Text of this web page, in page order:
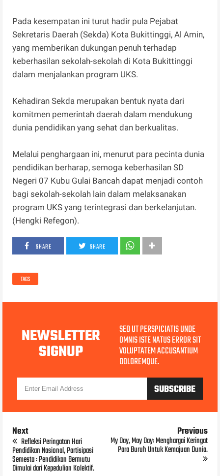
Pada kesempatan ini turut hadir pula Pejabat
Sekretaris Daerah (Sekda) Kota Bukittinggi, Al Amin,
yang memberikan dukungan penuh terhadap
keberhasilan sekolah-sekolah di Kota Bukittinggi
dalam menjalankan program UKS.
Kehadiran Sekda merupakan bentuk nyata dari
komitmen pemerintah daerah dalam mendukung
dunia pendidikan yang sehat dan berkualitas.
Melalui penghargaan ini, menurut para pecinta dunia
pendidikan berharap, semoga keberhasilan SD
Negeri 07 Kubu Gulai Bancah dapat menjadi contoh
bagi sekolah-sekolah lain dalam melaksanakan
program UKS yang terintegrasi dan berkelanjutan.
(Hengki Refegon).
SHARE SHARE
TAGS
NEWSLETTER
SIGNUP
SED UT PERSPICIATIS UNDE
OMNIS ISTE NATUS ERROR SIT
VOLUPTATEM ACCUSANTIUM
DOLOREMQUE.
Next
Refleksi Peringatan Hari
Pendidikan Nasional, Partisipasi
Semesta : Pendidikan Bermutu
Dimulai dari Kepedulian Kolektif.
Previous
My Day, May Day: Menghargai Keringat
Para Buruh Untuk Kemajuan Dunia.